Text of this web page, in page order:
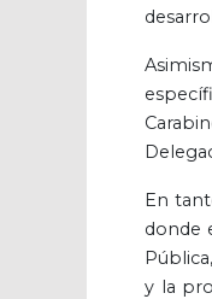
En
donde
y la